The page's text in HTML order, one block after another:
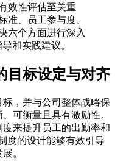
效性评估至关重
准、员工参与度、
六个方面进行深入
和实践建议。
目标设定与对齐
，并与公司整体战略保
可衡量且具有激励性。
来提升员工的出勤率和
度的设计能够有效引导
。